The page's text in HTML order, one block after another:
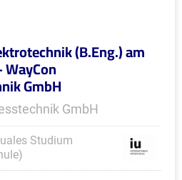
(B.Eng.) am
GmbH
GmbH
Studium